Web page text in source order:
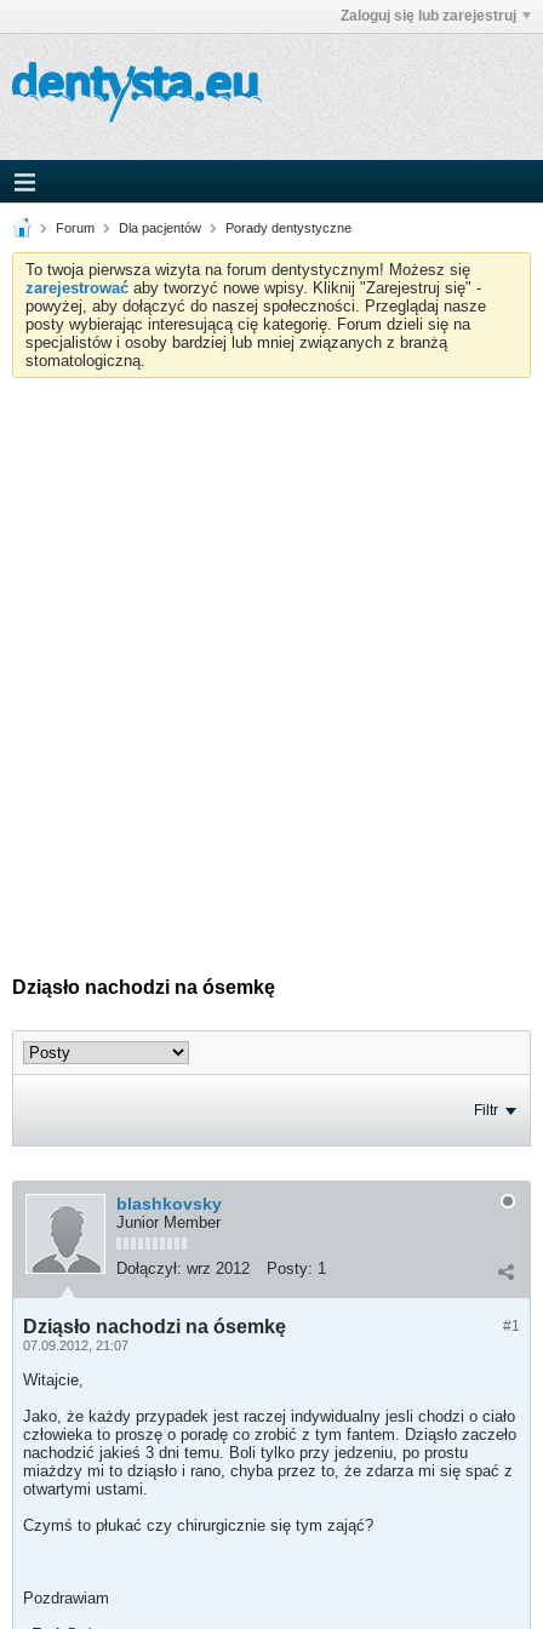
Zaloguj się lub zarejestruj
Forum Dla pacjentów Porady dentystyczne
To twoja pierwsza wizyta na forum dentystycznym! Możesz się
zarejestrować aby tworzyć nowe wpisy. Kliknij "Zarejestruj się" -
powyżej, aby dołączyć do naszej społeczności. Przeglądaj nasze
posty wybierając interesującą cię kategorię. Forum dzieli się na
specjalistów i osoby bardziej lub mniej związanych z branżą
stomatologiczną.
Dziąsło nachodzi na ósemkę
Filtr
blashkovsky
Junior Member
Dołączył: wrz 2012 Posty: 1
#1
Dziąsło nachodzi na ósemkę
07.09.2012, 21:07
Witajcie,
Jako, że każdy przypadek jest raczej indywidualny jesli chodzi o ciało
człowieka to proszę o poradę co zrobić z tym fantem. Dziąsło zaczeło
nachodzić jakieś 3 dni temu. Boli tylko przy jedzeniu, po prostu
miażdzy mi to dziąsło i rano, chyba przez to, że zdarza mi się spać z
otwartymi ustami.
Czymś to płukać czy chirurgicznie się tym zająć?
Pozdrawiam